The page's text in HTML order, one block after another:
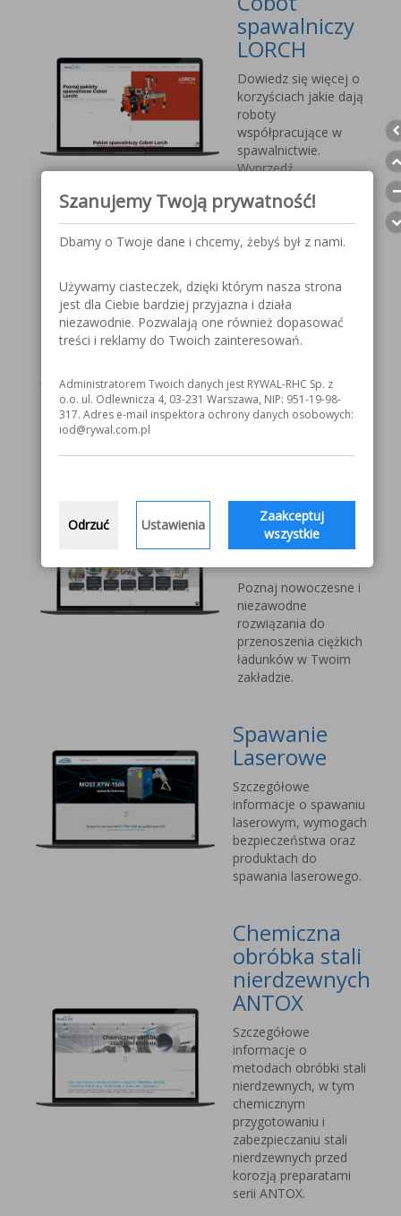
spawalniczy
LORCH
Dowiedz się więcej o
korzyściach jakie dają
roboty
współpracujące w
spawalnictwie.
Wyprzedź
nadchodzącym
wyzwaniom.
Przyłbica
spawalnicza
V1000 MOST
przyłbicy spawalniczej
V1000 MOST
Systemy
bliskiego
Vetter Kran
Technik
Poznaj nowoczesne i
niezawodne
rozwiązania do
przenoszenia ciężkich
ładunków w Twoim
zakładzie.
Spawanie
Laserowe
Szczegółowe
informacje o spawaniu
laserowym, wymogach
bezpieczeństwa oraz
produktach do
spawania laserowego.
Chemiczna
obróbka stali
nierdzewnych
ANTOX
Szczegółowe
informacje o
metodach obróbki stali
nierdzewnych, w tym
chemicznym
przygotowaniu i
zabezpieczaniu stali
nierdzewnych przed
korozją preparatami
serii ANTOX.
Szanujemy Twoją prywatność!
Dbamy o Twoje dane i chcemy, żebyś był z nami.
Używamy ciasteczek, dzięki którym nasza strona
jest dla Ciebie bardziej przyjazna i działa
niezawodnie. Pozwalają one również dopasować
treści i reklamy do Twoich zainteresowań.
Administratorem Twoich danych jest RYWAL-RHC Sp. z
o.o. ul. Odlewnicza 4, 03-231 Warszawa, NIP: 951-19-98-
317. Adres e-mail inspektora ochrony danych osobowych:
iod@rywal.com.pl
Odrzuć Ustawienia
Zaakceptuj
wszystkie